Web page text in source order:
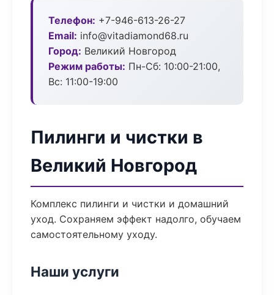
Телефон: +7-946-613-26-27
Email: info@vitadiamond68.ru
Город: Великий Новгород
Режим работы: Пн-Сб: 10:00-21:00,
Вс: 11:00-19:00
Пилинги и чистки в
Великий Новгород
Комплекс пилинги и чистки и домашний
уход. Сохраняем эффект надолго, обучаем
самостоятельному уходу.
Наши услуги